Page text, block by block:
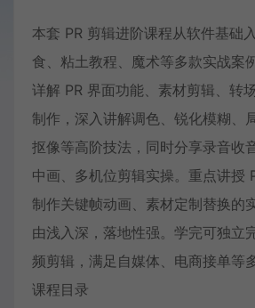
本套 PR 剪辑进阶课程从软件基础
食、粘土教程、魔术等多款实战案
详解 PR 界面功能、素材剪辑、转
制作，深入讲解调色、锐化模糊、
抠像等高阶技法，同时分享录音收
中画、多机位剪辑实操。重点讲授
制作关键帧动画、素材定制替换的
由浅入深，落地性强。学完可独立
频剪辑，满足自媒体、电商接单等
课程目录